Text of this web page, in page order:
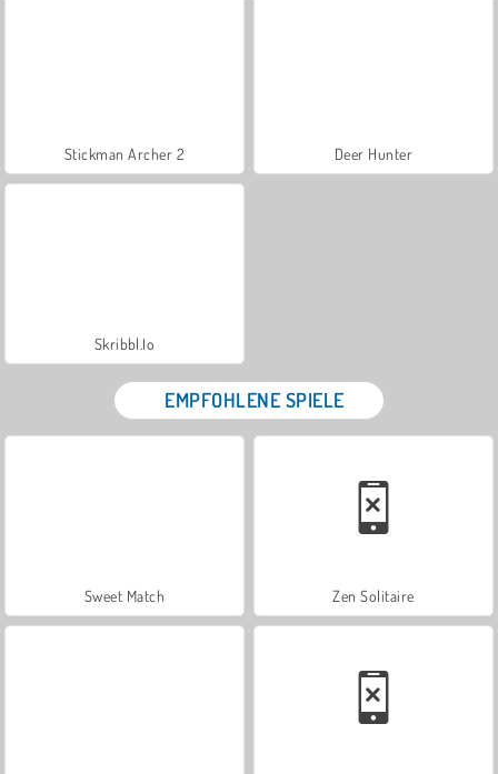
Stickman Archer 2 Deer Hunter
Skribbl.Io
EMPFOHLENE SPIELE
Sweet Match Zen Solitaire